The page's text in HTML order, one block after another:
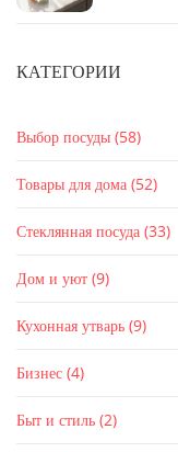
КАТЕГОРИИ
Выбор посуды (58)
Товары для дома (52)
Стеклянная посуда (33)
Дом и уют (9)
Кухонная утварь (9)
Бизнес (4)
Быт и стиль (2)